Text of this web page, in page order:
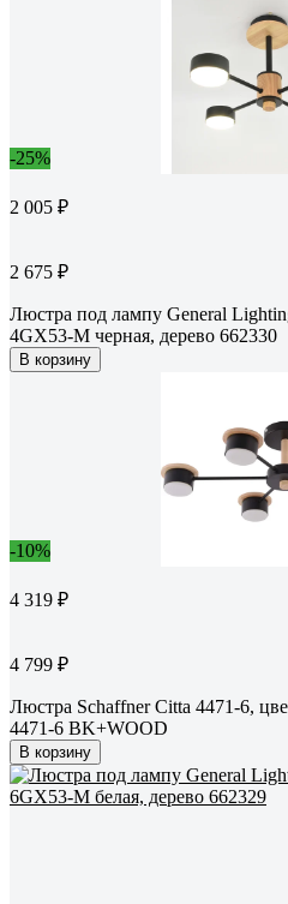
-25%
2 005 ₽
2 675 ₽
Люстра под лампу General
4GX53-M черная, дерево 662330
В корзину
-10%
4 319 ₽
4 799 ₽
Люстра Schaffner Citta 4471-6,
4471-6 BK+WOOD
В корзину